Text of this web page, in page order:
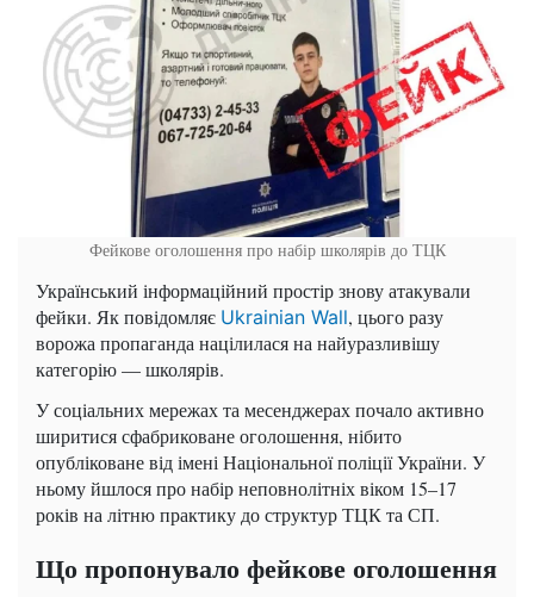
Фейкове оголошення про набір школярів до ТЦК
Український інформаційний простір знову атакували
фейки. Як повідомляє Ukrainian Wall, цього разу
ворожа пропаганда націлилася на найуразливішу
категорію — школярів.
У соціальних мережах та месенджерах почало активно
ширитися сфабриковане оголошення, нібито
опубліковане від імені Національної поліції України. У
ньому йшлося про набір неповнолітніх віком 15–17
років на літню практику до структур ТЦК та СП.
Що пропонувало фейкове оголошення